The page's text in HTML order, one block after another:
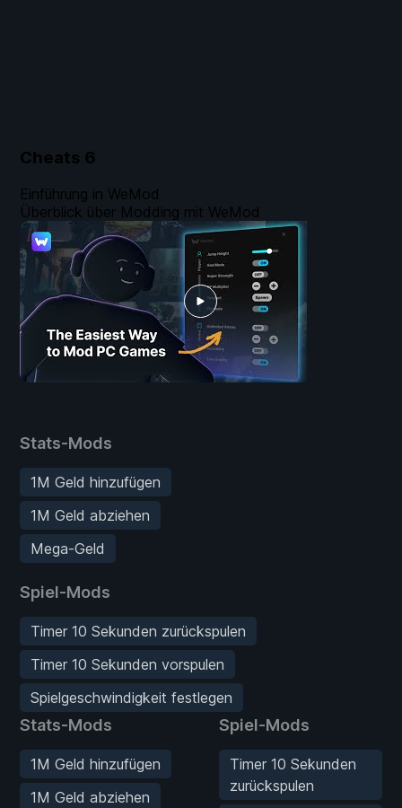
Cheats 6
Stats-Mods
1M Geld hinzufügen
1M Geld abziehen
Mega-Geld
Spiel-Mods
Timer 10 Sekunden zurückspulen
Timer 10 Sekunden vorspulen
Spielgeschwindigkeit festlegen
Stats-Mods
1M Geld hinzufügen
1M Geld abziehen
Spiel-Mods
Timer 10 Sekunden
zurückspulen
Einführung in WeMod
Überblick über Modding mit WeMod